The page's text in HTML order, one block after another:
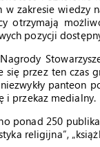
zakresie wiedzy
otrzymają
pozycji
przez ten czas
panteon
i przekaz medialny.
ponad 250
religijna”,